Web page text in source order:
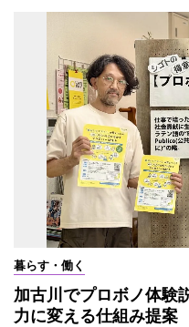
暮らす・働く
加古川でプロボノ体
力に変える仕組み提案